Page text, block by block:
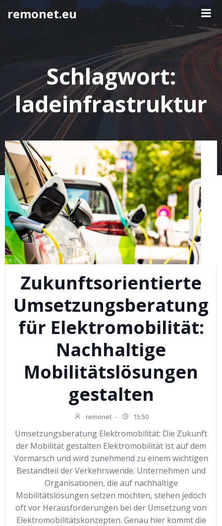
Springe
remonet.eu
Schlagwort:
ladeinfrastruktur
Zukunftsorientierte
Umsetzungsberatung
für Elektromobilität:
Nachhaltige
Mobilitätslösungen
gestalten
remonet - 15:50
Umsetzungsberatung Elektromobilität: Die Zukunft
der Mobilität gestalten Elektromobilität ist auf dem
Vormarsch und wird zunehmend zu einem wichtigen
Bestandteil der Verkehrswende. Unternehmen und
Organisationen, die auf nachhaltige
Mobilitätslösungen setzen möchten, stehen jedoch
oft vor Herausforderungen bei der Umsetzung von
Elektromobilitätskonzepten. Genau hier kommt die